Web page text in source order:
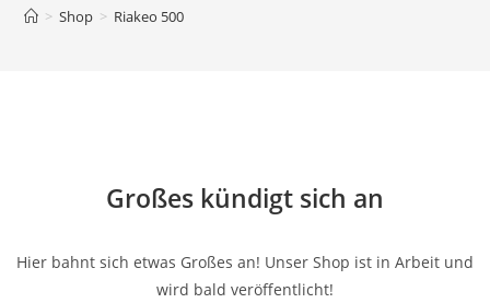
> Shop > Riakeo 500
Großes kündigt sich an
Hier bahnt sich etwas Großes an! Unser Shop ist in Arbeit und
wird bald veröffentlicht!